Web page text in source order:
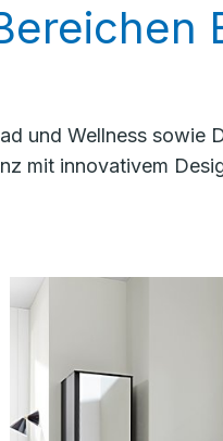
und Wellness sowie
mit innovativem